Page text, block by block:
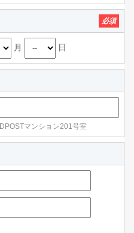
必須
月 日
マンション201号室